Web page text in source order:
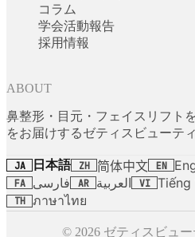
コラム
学会活動報告
採用情報
ABOUT
鼻整形・目元・フェイスリフト
をお届けするゼティスビューテ
JA 日本語 ZH 简体中文 EN
FA فارسی AR العربية VI Tiếng
TH ภาษาไทย
© 2026 ゼティスビュ